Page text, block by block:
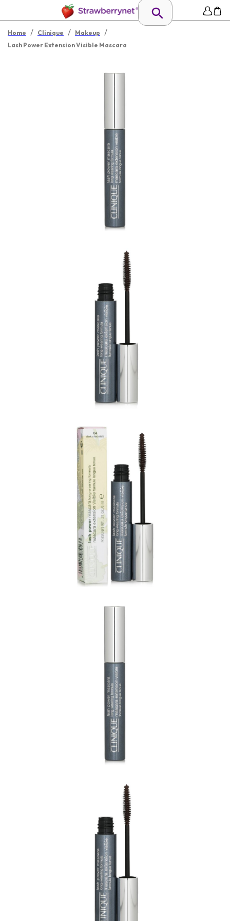
Home / Clinique / Makeup /
Lash Power Extension Visible Mascara